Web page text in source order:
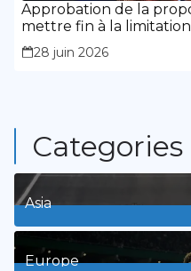
Approbation de la
mettre fin à la
présidence
28 juin 2026
Categories
Asia
1
Europe